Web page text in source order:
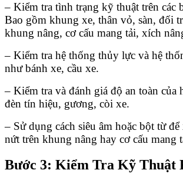
– Kiểm tra tình trạng kỹ thuật trên các
Bao gồm khung xe, thân vỏ, sàn, đối
khung nâng, cơ cấu mang tải, xích
– Kiểm tra hệ thống thủy lực và hệ
như bánh xe, cầu xe.
– Kiểm tra và đánh giá độ an toàn của
đèn tín hiệu, gương, còi xe.
– Sử dụng cách siêu âm hoặc bột từ để
nứt trên khung nâng hay cơ cấu mang
Bước 3: Kiểm Tra Kỹ Thuật